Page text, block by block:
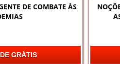
DE COMBATE ÀS
GRÁTIS